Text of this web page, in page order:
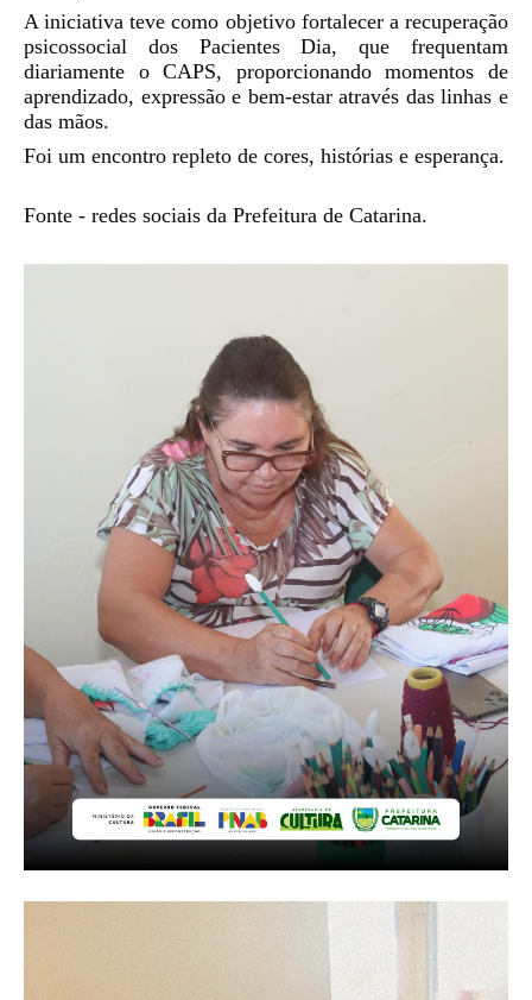
A iniciativa teve como objetivo fortalecer a recuperação
psicossocial dos Pacientes Dia, que frequentam
diariamente o CAPS, proporcionando momentos de
aprendizado, expressão e bem-estar através das linhas e
das mãos.
Foi um encontro repleto de cores, histórias e esperança.
Fonte - redes sociais da Prefeitura de Catarina.